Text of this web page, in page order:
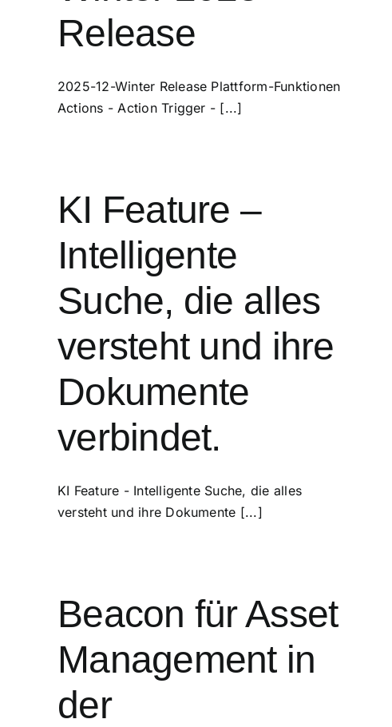
Release
2025-12-Winter Release Plattform-Funktionen
Actions - Action Trigger - [...]
KI Feature –
Intelligente
Suche, die alles
versteht und ihre
Dokumente
verbindet.
KI Feature - Intelligente Suche, die alles
versteht und ihre Dokumente [...]
Beacon für Asset
Management in
der